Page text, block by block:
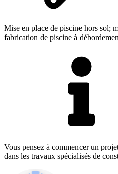
Mise en place de piscine hors sol;
fabrication de piscine à
Vous pensez à commencer un
dans les travaux spécialisés de